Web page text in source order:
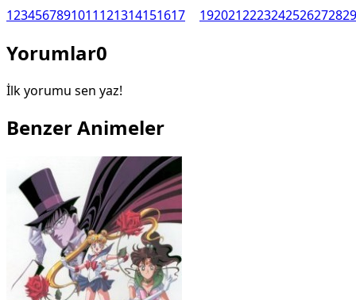
1234567891011121314151617 1920212223242526272829
Yorumlar0
İlk yorumu sen yaz!
Benzer Animeler